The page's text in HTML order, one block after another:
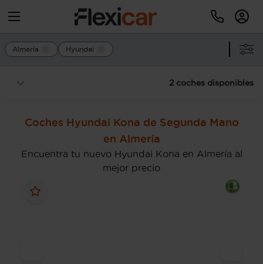
Almería Hyundai
2 coches disponibles
Coches Hyundai Kona de Segunda Mano
en Almería
Encuentra tu nuevo Hyundai Kona en Almería al
mejor precio